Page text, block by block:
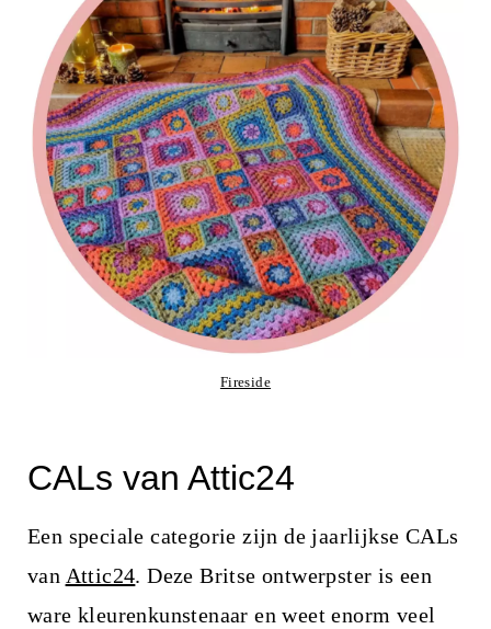
Fireside
CALs van Attic24
Een speciale categorie zijn de jaarlijkse CALs
van Attic24. Deze Britse ontwerpster is een
ware kleurenkunstenaar en weet enorm veel